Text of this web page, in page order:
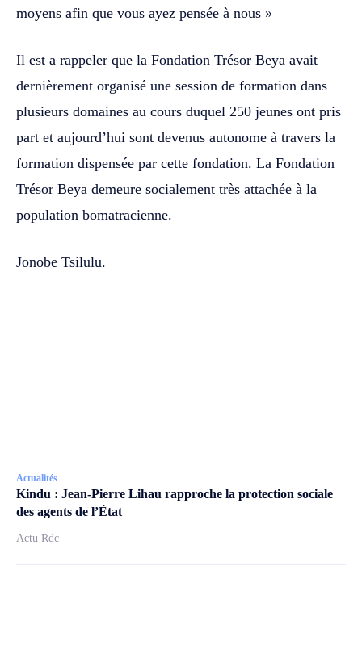
moyens afin que vous ayez pensée à nous »
Il est a rappeler que la Fondation Trésor Beya avait
dernièrement organisé une session de formation dans
plusieurs domaines au cours duquel 250 jeunes ont pris
part et aujourd’hui sont devenus autonome à travers la
formation dispensée par cette fondation. La Fondation
Trésor Beya demeure socialement très attachée à la
population bomatracienne.
Jonobe Tsilulu.
Actualités
Kindu : Jean-Pierre Lihau rapproche la protection sociale
des agents de l’État
Actu Rdc